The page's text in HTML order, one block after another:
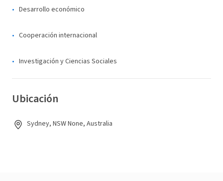
Desarrollo económico
Cooperación internacional
Investigación y Ciencias Sociales
Ubicación
Sydney, NSW None, Australia